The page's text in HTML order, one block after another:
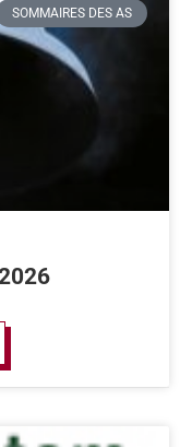
SOMMAIRES DES AS